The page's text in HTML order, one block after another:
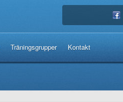
Träningsgrupper Kontakt